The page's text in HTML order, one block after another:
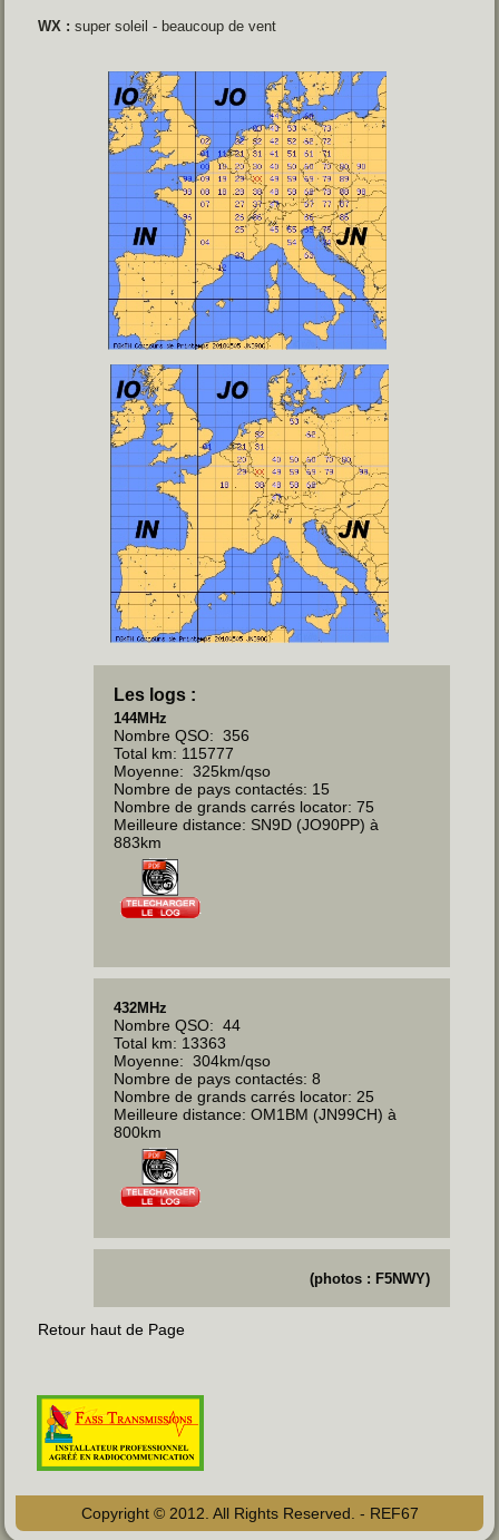
WX : super soleil - beaucoup de vent
Les logs :
144MHz
Nombre QSO: 356
Total km: 115777
Moyenne: 325km/qso
Nombre de pays contactés: 15
Nombre de grands carrés locator: 75
Meilleure distance: SN9D (JO90PP) à
883km
432MHz
Nombre QSO: 44
Total km: 13363
Moyenne: 304km/qso
Nombre de pays contactés: 8
Nombre de grands carrés locator: 25
Meilleure distance: OM1BM (JN99CH) à
800km
(photos : F5NWY)
Retour haut de Page
Copyright © 2012. All Rights Reserved. - REF67